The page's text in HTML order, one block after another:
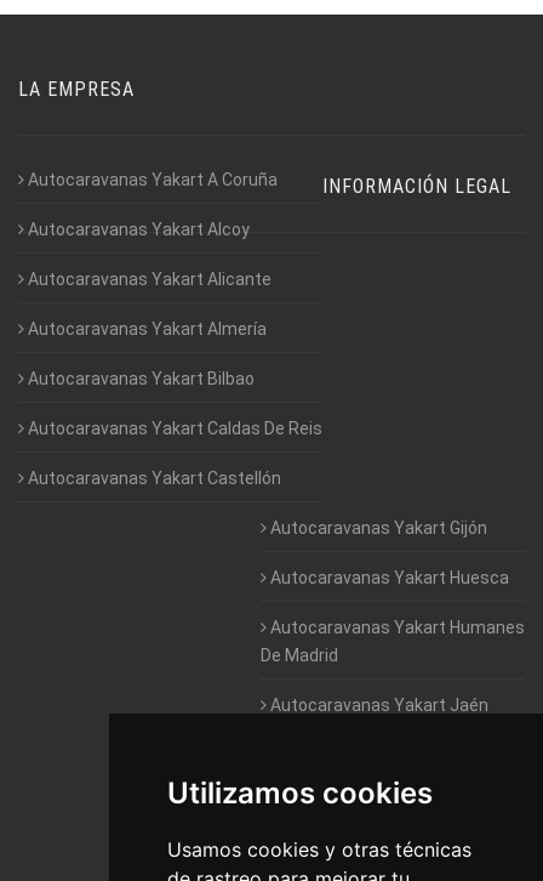
Utilizamos cookies
Usamos cookies y otras técnicas
LA EMPRESA
Autocaravanas Yakart A Coruña
Autocaravanas Yakart Alcoy
Autocaravanas Yakart Alicante
Autocaravanas Yakart Almería
Autocaravanas Yakart Bilbao
Autocaravanas Yakart Caldas De Reis
Autocaravanas Yakart Castellón
Autocaravanas Yakart Gijón
Autocaravanas Yakart Huesca
Autocaravanas Yakart Humanes
De Madrid
Autocaravanas Yakart Jaén
Autocaravanas Yakart Valencia
Autocaravanas Yakart Vitoria
INFORMACIÓN LEGAL